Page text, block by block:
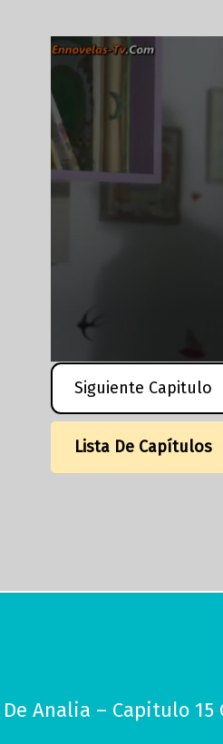
Siguiente Capitulo
Lista De Capítulos
De Analia – Capitulo 15